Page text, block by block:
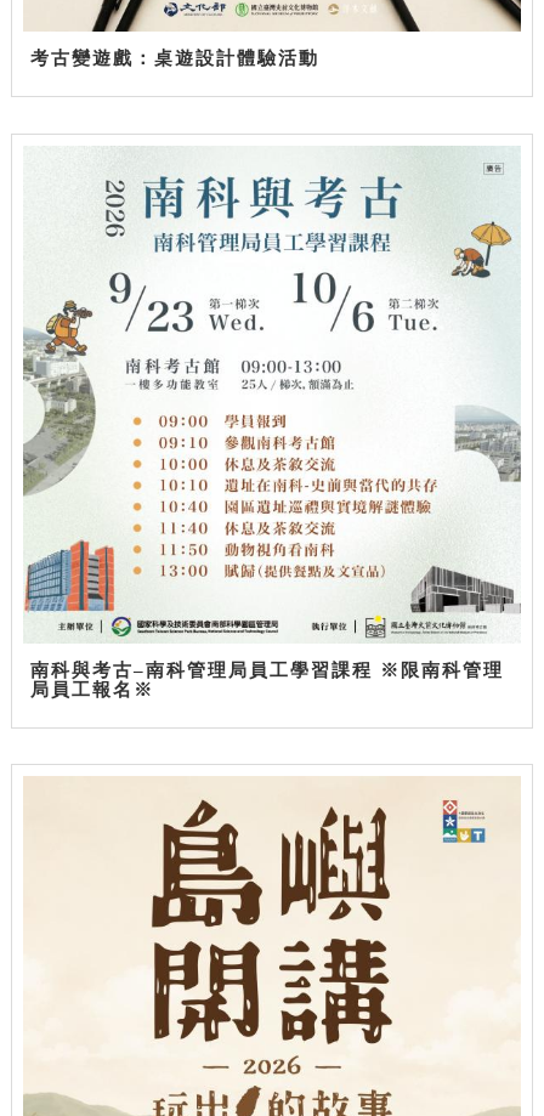
考古變遊戲：桌遊設計體驗活動
南科與考古–南科管理局員工學習課程 ※限南科管理
局員工報名※